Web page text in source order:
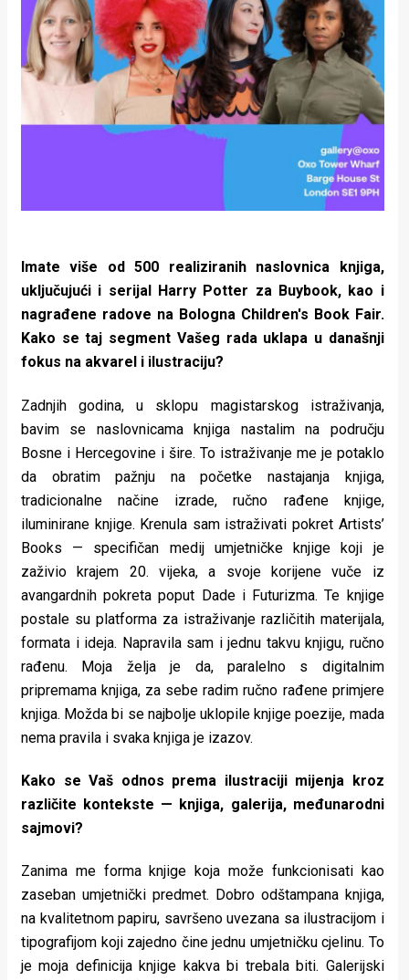
Imate više od 500 realiziranih naslovnica knjiga,
uključujući i serijal Harry Potter za Buybook, kao i
nagrađene radove na Bologna Children's Book Fair.
Kako se taj segment Vašeg rada uklapa u današnji
fokus na akvarel i ilustraciju?
Zadnjih godina, u sklopu magistarskog istraživanja,
bavim se naslovnicama knjiga nastalim na području
Bosne i Hercegovine i šire. To istraživanje me je potaklo
da obratim pažnju na početke nastajanja knjiga,
tradicionalne načine izrade, ručno rađene knjige,
iluminirane knjige. Krenula sam istraživati pokret Artists’
Books — specifičan medij umjetničke knjige koji je
zaživio krajem 20. vijeka, a svoje korijene vuče iz
avangardnih pokreta poput Dade i Futurizma. Te knjige
postale su platforma za istraživanje različitih materijala,
formata i ideja. Napravila sam i jednu takvu knjigu, ručno
rađenu. Moja želja je da, paralelno s digitalnim
pripremama knjiga, za sebe radim ručno rađene primjere
knjiga. Možda bi se najbolje uklopile knjige poezije, mada
nema pravila i svaka knjiga je izazov.
Kako se Vaš odnos prema ilustraciji mijenja kroz
različite kontekste — knjiga, galerija, međunarodni
sajmovi?
Zanima me forma knjige koja može funkcionisati kao
zaseban umjetnički predmet. Dobro odštampana knjiga,
na kvalitetnom papiru, savršeno uvezana sa ilustracijom i
tipografijom koji zajedno čine jednu umjetničku cjelinu. To
je moja definicija knjige kakva bi trebala biti. Galerijski